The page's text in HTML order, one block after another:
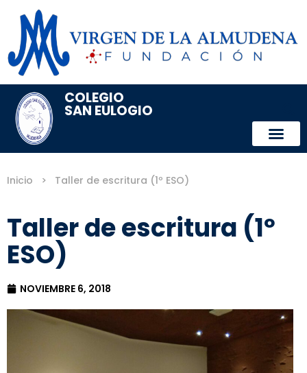
COLEGIO
SAN EULOGIO
Inicio > Taller de escritura (1º ESO)
Taller de escritura (1º
ESO)
NOVIEMBRE 6, 2018